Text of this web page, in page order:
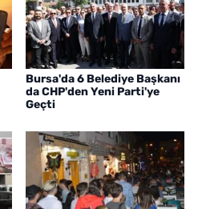
Bursa'da 6 Belediye Başkanı
da CHP'den Yeni Parti'ye
Geçti